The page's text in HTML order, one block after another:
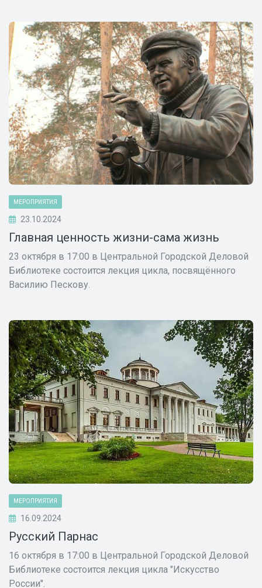
МЕРОПРИЯТИЯ
23.10.2024
Главная ценность жизни-сама жизнь
23 октября в 17:00 в Центральной Городской Деловой
Библиотеке состоится лекция цикла, посвящённого
Василию Пескову.
МЕРОПРИЯТИЯ
16.09.2024
Русский Парнас
16 октября в 17:00 в Центральной Городской Деловой
Библиотеке состоится лекция цикла "Искусство
России".